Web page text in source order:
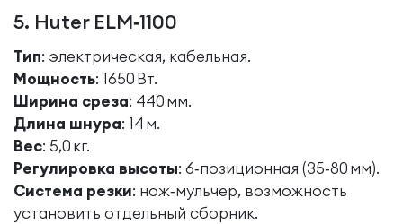
5. Huter ELM‑1100
Тип: электрическая, кабельная.
Мощность: 1650 Вт.
Ширина среза: 440 мм.
Длина шнура: 14 м.
Вес: 5,0 кг.
Регулировка высоты: 6‑позиционная (35‑80 мм).
Система резки: нож‑мульчер, возможность
установить отдельный сборник.